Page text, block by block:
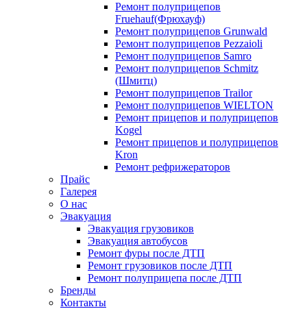
Ремонт полуприцепов
Fruehauf(Фрюхауф)
Ремонт полуприцепов Grunwald
Ремонт полуприцепов Pezzaioli
Ремонт полуприцепов Samro
Ремонт полуприцепов Schmitz
(Шмитц)
Ремонт полуприцепов Trailor
Ремонт полуприцепов WIELTON
Ремонт прицепов и полуприцепов
Kogel
Ремонт прицепов и полуприцепов
Kron
Ремонт рефрижераторов
Прайс
Галерея
О нас
Эвакуация
Эвакуация грузовиков
Эвакуация автобусов
Ремонт фуры после ДТП
Ремонт грузовиков после ДТП
Ремонт полуприцепа после ДТП
Бренды
Контакты